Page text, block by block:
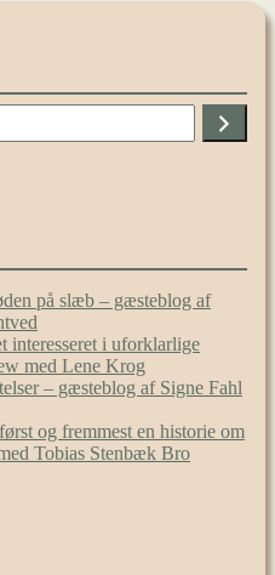
på slæb – gæsteblog af
interesseret i uforklarlige
med Lene Krog
– gæsteblog af Signe Fahl
og fremmest en historie om
Tobias Stenbæk Bro